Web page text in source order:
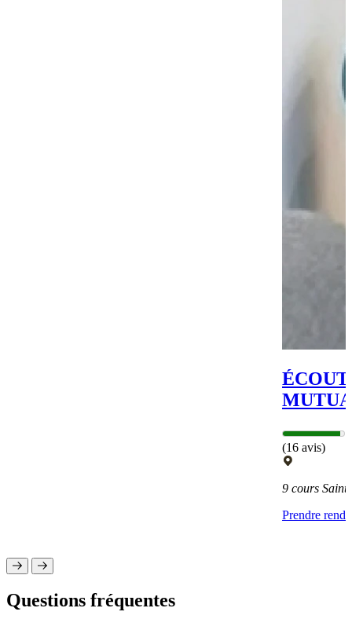
(16 avis)
9 cours
Prendre
Questions fréquentes